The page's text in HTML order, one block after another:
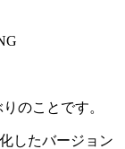
のことです。
したバージョン